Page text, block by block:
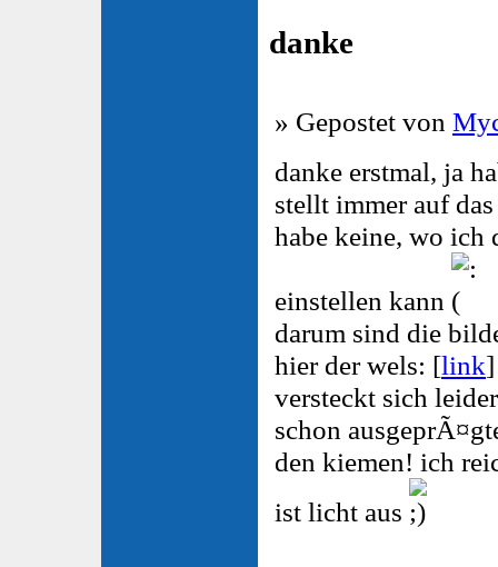
danke
» Gepostet von
danke erstmal, ja
stellt immer auf
habe keine, wo ich
einstellen kann
darum sind die
hier der wels: [link]
versteckt sich
schon
den kiemen! ich
ist licht aus